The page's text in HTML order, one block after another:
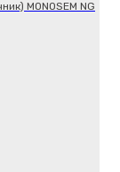
MONOSEM NG